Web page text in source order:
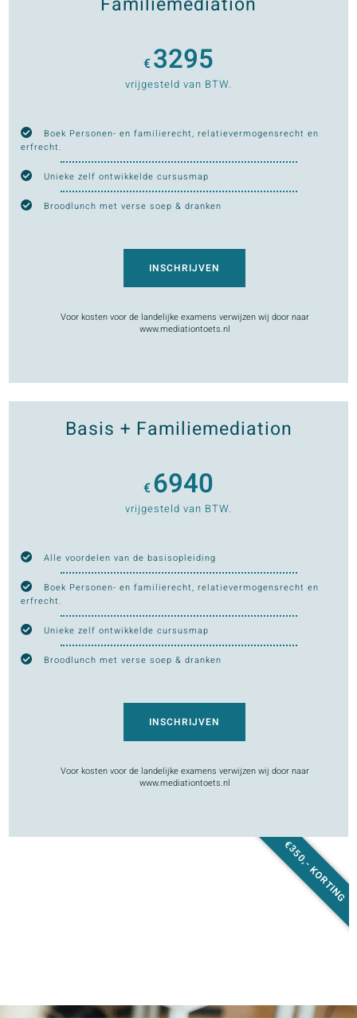
€3295
vrijgesteld van BTW.
Boek Personen- en familierecht, relatievermogensrecht en
erfrecht.
Unieke zelf ontwikkelde cursusmap
Broodlunch met verse soep & dranken
INSCHRIJVEN
Voor kosten voor de landelijke examens verwijzen wij door naar
www.mediationtoets.nl
Basis + Familiemediation
€6940
vrijgesteld van BTW.
Alle voordelen van de basisopleiding
Boek Personen- en familierecht, relatievermogensrecht en
erfrecht.
Unieke zelf ontwikkelde cursusmap
Broodlunch met verse soep & dranken
INSCHRIJVEN
Voor kosten voor de landelijke examens verwijzen wij door naar
www.mediationtoets.nl
€350,- KORTING